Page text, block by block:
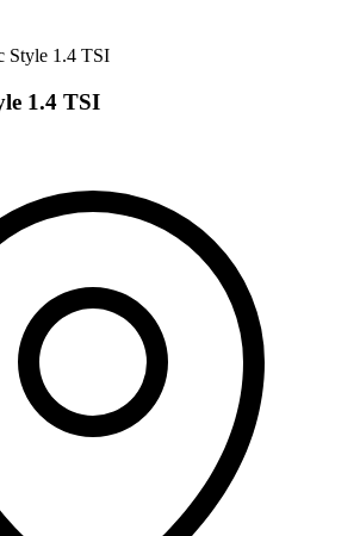
Style 1.4 TSI
1.4 TSI